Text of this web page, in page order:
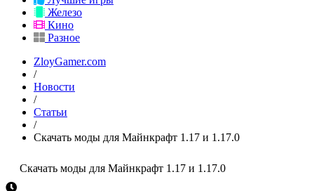
Железо
Кино
Разное
ZloyGamer.com
/
Новости
/
Статьи
/
Скачать моды для Майнкрафт 1.17 и 1.17.0
Скачать моды для Майнкрафт 1.17 и 1.17.0